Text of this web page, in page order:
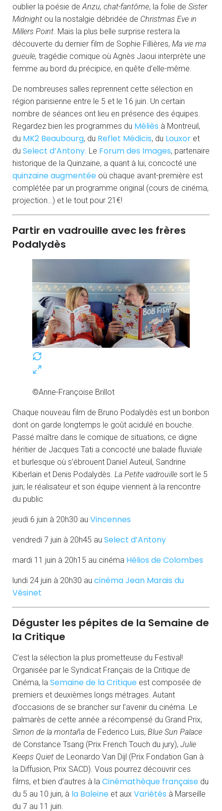
oublier la poésie deAnzu, chat-fantôme, la folie de Sister
Midnight ou la nostalgie débridée de Christmas Eve in
Millers Point. Mais la plus belle surprise restera la
découverte du dernier film de Sophie Fillières, Ma vie ma
gueule, tragédie comique où Agnès Jaoui interprète une
femme au bord du précipice, en quête d’elle-même.
De nombreuses salles reprennent cette sélection en
région parisienne entre le 5 et le 16 juin. Un certain
nombre de séances ont lieu en présence des équipes.
Regardez bien les programmes du Méliès à Montreuil,
du MK2 Beaubourg, du Reflet Médicis, du Louxor et
du Select d’Antony. Le Forum des Images, partenaire
historique de la Quinzaine, a quant à lui, concocté une
quinzaine augmentée où chaque avant-première est
complétée par un programme original (cours de cinéma,
projection…) et le tout pour 21€!
Partir en vadrouille avec les frères
Podalydès
©Anne-Françoise Brillot
Chaque nouveau film de Bruno Podalydès est un bonbon
dont on garde longtemps le goût acidulé en bouche.
Passé maître dans le comique de situations, ce digne
héritier de Jacques Tati a concocté une balade fluviale
et burlesque où s’ébrouent Daniel Auteuil, Sandrine
Kiberlain et Denis Podalydès. La Petite vadrouille sort le 5
juin; le réalisateur et son équipe viennent à la rencontre
du public
jeudi 6 juin à 20h30 au Vincennes
vendredi 7 juin à 20h45 au Select d’Antony
mardi 11 juin à 20h15 au cinéma Hélios de Colombes
lundi 24 juin à 20h30 au cinéma Jean Marais du
Vésinet
Déguster les pépites de la Semaine de
la Critique
C’est la sélection la plus prometteuse du Festival!
Organisée par le Syndicat Français de la Critique de
Cinéma, la Semaine de la Critique est composée de
premiers et deuxièmes longs métrages. Autant
d’occasions de se brancher sur l’avenir du cinéma. Le
palmarès de cette année a récompensé du Grand Prix,
Simon de la montaña de Federico Luis, Blue Sun Palace
de Constance Tsang (Prix French Touch du jury), Julie
Keeps Quiet de Leonardo Van Dijl (Prix Fondation Gan à
la Diffusion, Prix SACD). Vous pourrez découvrir ces
films, et bien d’autres à la Cinémathèque française du
du 5 au 10 juin, à la Baleine et aux Variétés à Marseille
du 7 au 11 juin.